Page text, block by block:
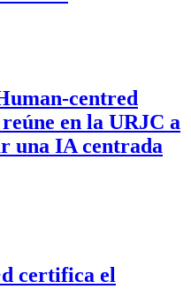
centred
en la URJC a
una IA centrada
certifica el